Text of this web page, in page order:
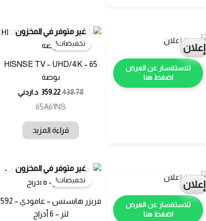
إعلان
للاستفسار عن العرض
اضغط هنا
غير متوفر في المخزون
تخفيضات!
HISNSE TV – UHD/4K – 65
بوصة
438.78
359.22 د.اردني
65A61NS
قراءة المزيد
إعلان
للاستفسار عن العرض
اضغط هنا
غير متوفر في المخزون
تخفيضات!
فريزر هايسنس – عامودي – 592
لتر – 6 أدراج